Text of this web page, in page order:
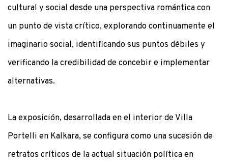
cultural y social desde una perspectiva romántica con
un punto de vista crítico, explorando continuamente el
imaginario social, identificando sus puntos débiles y
verificando la credibilidad de concebir e implementar
alternativas.
La exposición, desarrollada en el interior de Villa
Portelli en Kalkara, se configura como una sucesión de
retratos críticos de la actual situación política en